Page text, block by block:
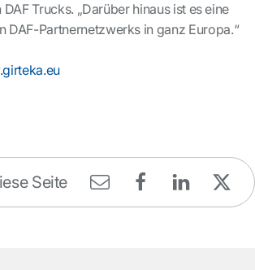
Trucks. „Darüber hinaus ist es eine
Partnernetzwerks in ganz Europa.“
Seite